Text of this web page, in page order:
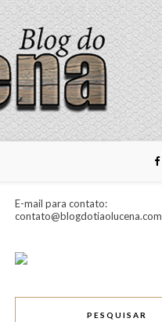
E-mail para contato:
contato@blogdotiaolucena.com
PESQUISAR